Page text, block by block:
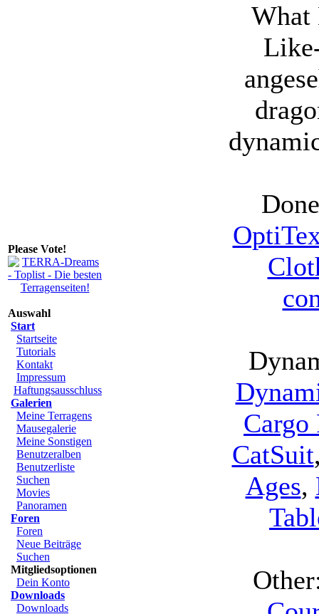
Please Vote!
Auswahl
Start
Startseite
Tutorials
Kontakt
Impressum
Haftungsausschluss
Galerien
Meine Terragens
Mausegalerie
Meine Sonstigen
Benutzeralben
Benutzerliste
Suchen
Movies
Panoramen
Foren
Foren
Neue Beiträge
Suchen
Mitgliedsoptionen
Dein Konto
Downloads
Downloads
What
Cargo
CatSuit
Ages,